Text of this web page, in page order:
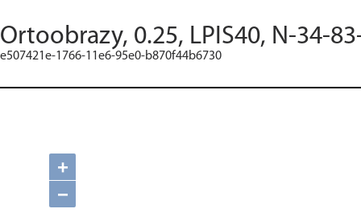
Ortoobrazy, 0.25, LPIS40, N-34-
e507421e-1766-11e6-95e0-b870f44b6730
+
−